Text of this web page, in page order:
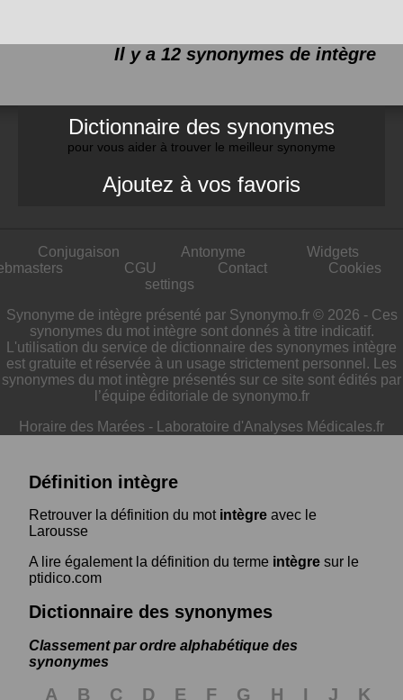
Il y a 12 synonymes de intègre
Dictionnaire des synonymes
pour vous aider à trouver le meilleur synonyme
Ajoutez à vos favoris
Conjugaison Antonyme
Widgets
CGU Contact
Cookies
settings
Synonyme de intègre présenté par Synonymo.fr © 2026 - Ces
synonymes du mot intègre sont donnés à titre indicatif.
L'utilisation du service de dictionnaire des synonymes intègre
est gratuite et réservée à un usage strictement personnel. Les
synonymes du mot intègre présentés sur ce site sont édités par
l’équipe éditoriale de synonymo.fr
Horaire des Marées - Laboratoire d'Analyses Médicales.fr
Définition intègre
Retrouver la définition du mot intègre avec le
Larousse
A lire également la définition du terme intègre sur le
ptidico.com
Dictionnaire des synonymes
Classement par ordre alphabétique des
synonymes
A B C D E F G H I J K